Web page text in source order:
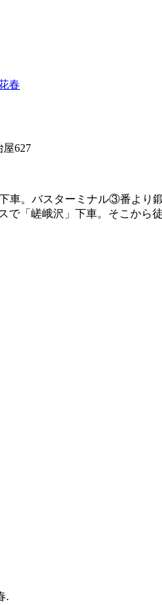
627
車。バスターミナル③番より
で「嵯峨沢」下車。そこから徒
.